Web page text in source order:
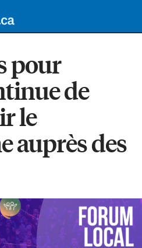
pour
de
le
auprès des